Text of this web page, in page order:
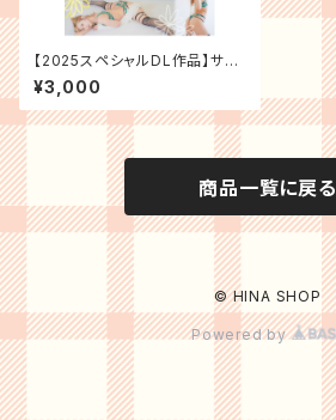
【2025スペシャルDL作品】サン
ビタリア【212枚＋おまけ】
¥3,000
商品一覧に戻る
© HINA SHOP
Powered by